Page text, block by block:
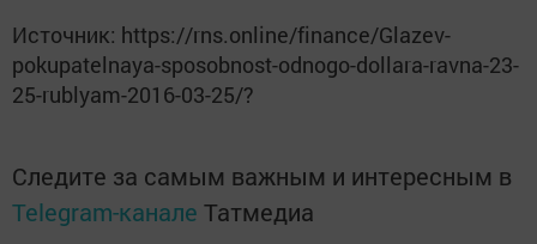
Источник: https://rns.online/finance/Glazev-
pokupatelnaya-sposobnost-odnogo-dollara-ravna-23-
25-rublyam-2016-03-25/?
Следите за самым важным и интересным в
Telegram-канале Татмедиа